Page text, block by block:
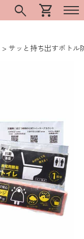
search shopping_cart
サッと持ち出すボトル